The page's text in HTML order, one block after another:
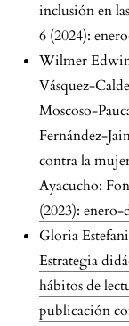
inclusión en
6 (2024):
Wilmer
Vásquez-
Moscoso-
Fernández-
contra la
Ayacucho:
(2023):
Gloria
Estrategia
hábitos de
publicación